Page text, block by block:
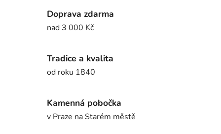
Doprava zdarma
nad 3 000 Kč
Tradice a kvalita
od roku 1840
Kamenná pobočka
v Praze na Starém městě